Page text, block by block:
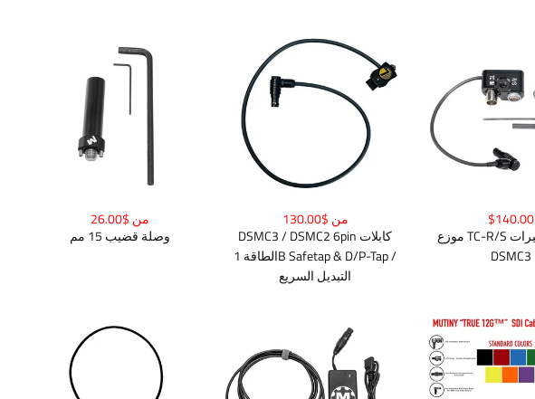
من $26.00
وصلة قضيب 15 مم
من $130.00
DSMC3 / DSMC2 6pin كابلات
الطاقة 1B Safetap & D/P-Tap /
التبديل السريع
$140.00
موزع TC-R/S لكاميرات RED
DSMC3